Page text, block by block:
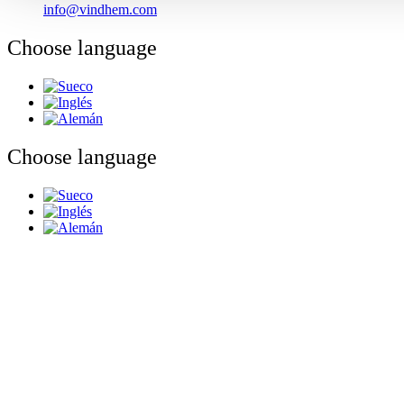
info@vindhem.com
Choose language
Choose language